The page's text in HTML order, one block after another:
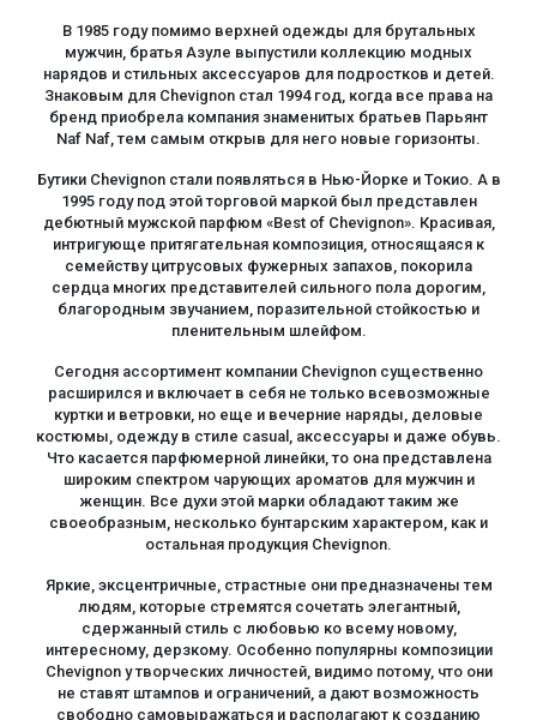
В 1985 году помимо верхней одежды для брутальных
мужчин, братья Азуле выпустили коллекцию модных
нарядов и стильных аксессуаров для подростков и детей.
Знаковым для Chevignon стал 1994 год, когда все права на
бренд приобрела компания знаменитых братьев Парьянт
Naf Naf, тем самым открыв для него новые горизонты.
Бутики Chevignon стали появляться в Нью-Йорке и Токио. А в
1995 году под этой торговой маркой был представлен
дебютный мужской парфюм «Best of Chevignon». Красивая,
интригующе притягательная композиция, относящаяся к
семейству цитрусовых фужерных запахов, покорила
сердца многих представителей сильного пола дорогим,
благородным звучанием, поразительной стойкостью и
пленительным шлейфом.
Сегодня ассортимент компании Chevignon существенно
расширился и включает в себя не только всевозможные
куртки и ветровки, но еще и вечерние наряды, деловые
костюмы, одежду в стиле casual, аксессуары и даже обувь.
Что касается парфюмерной линейки, то она представлена
широким спектром чарующих ароматов для мужчин и
женщин. Все духи этой марки обладают таким же
своеобразным, несколько бунтарским характером, как и
остальная продукция Chevignon.
Яркие, эксцентричные, страстные они предназначены тем
людям, которые стремятся сочетать элегантный,
сдержанный стиль с любовью ко всему новому,
интересному, дерзкому. Особенно популярны композиции
Chevignon у творческих личностей, видимо потому, что они
не ставят штампов и ограничений, а дают возможность
свободно самовыражаться и располагают к созданию